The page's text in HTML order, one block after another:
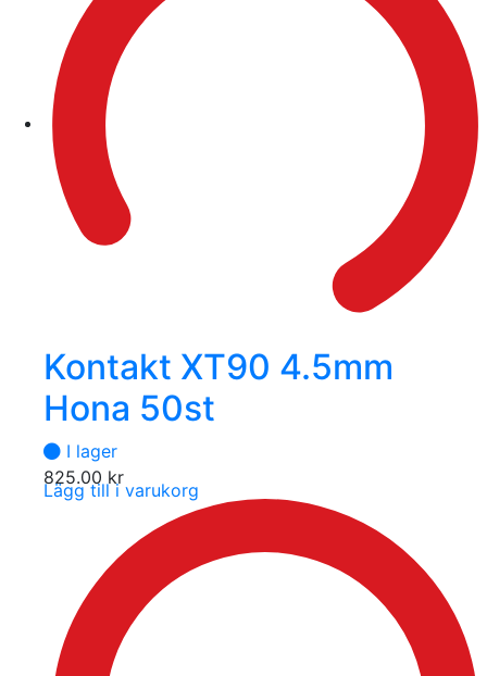
Kontakt XT90 4.5mm
Hona 50st
I lager
825.00 kr
Lägg till i varukorg